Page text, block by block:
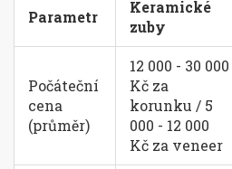
Parametr
Keramické
zuby
Počáteční
cena
(průměr)
12 000 - 30 000
Kč za
korunku / 5
000 - 12 000
Kč za veneer